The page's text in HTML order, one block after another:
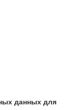
данных для